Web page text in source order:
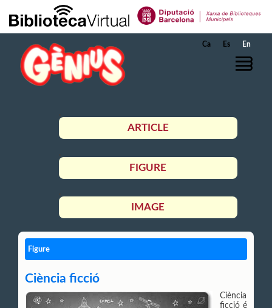
Skip to Main Content
Ca Es En
ARTICLE
FIGURE
IMAGE
Figure
Ciència ficció
Ciència
ficció é